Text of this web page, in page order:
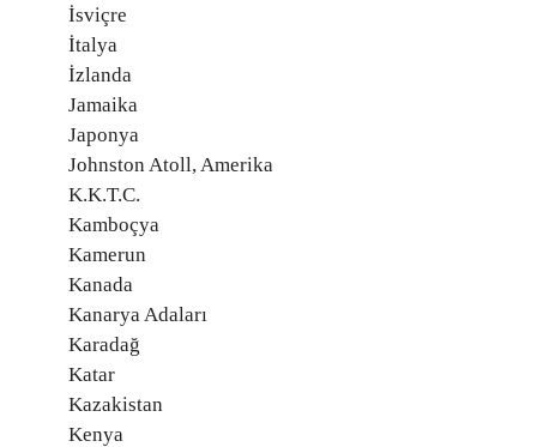
İsviçre
İtalya
İzlanda
Jamaika
Japonya
Johnston Atoll, Amerika
K.K.T.C.
Kamboçya
Kamerun
Kanada
Kanarya Adaları
Karadağ
Katar
Kazakistan
Kenya